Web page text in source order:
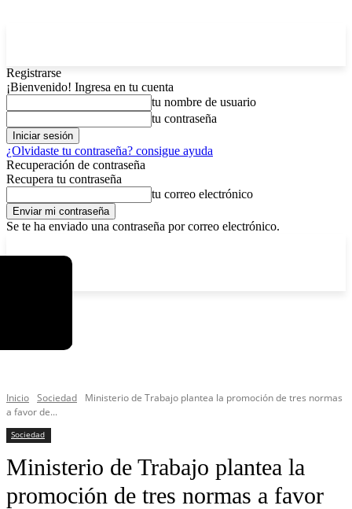
Registrarse
¡Bienvenido! Ingresa en tu cuenta
tu nombre de usuario
tu contraseña
¿Olvidaste tu contraseña? consigue ayuda
Recuperación de contraseña
Recupera tu contraseña
tu correo electrónico
Se te ha enviado una contraseña por correo electrónico.
Inicio Sociedad
Ministerio de Trabajo plantea la promoción de tres normas
a favor de...
Sociedad
Ministerio de Trabajo plantea la
promoción de tres normas a favor